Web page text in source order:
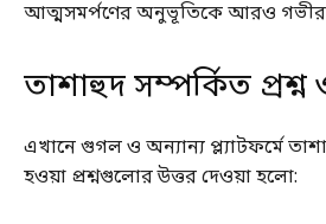
আত্মসমর্পণের অনুভূতিকে আরও গভীর
তাশাহুদ সম্পর্কিত
এখানে গুগল ও অন্যান্য প্ল্যাটফর্মে
হওয়া প্রশ্নগুলোর উত্তর দেওয়া হলো: